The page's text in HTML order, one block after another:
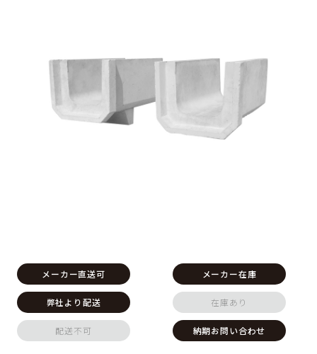
メーカー直送可 メーカー在庫
弊社より配送 在庫あり
配送不可 納期お問い合わせ